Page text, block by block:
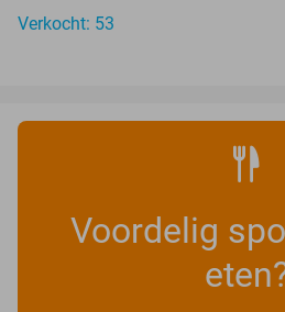
Verkocht: 53
Voordelig